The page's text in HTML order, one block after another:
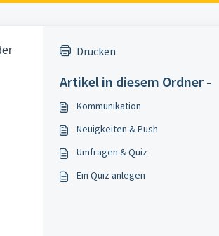
Drucken
Artikel in diesem Ordner -
Kommunikation
Neuigkeiten & Push
Umfragen & Quiz
Ein Quiz anlegen